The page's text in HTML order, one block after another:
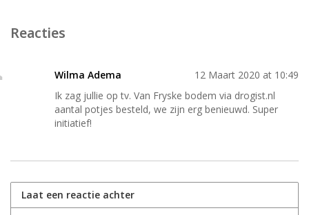
Reacties
Wilma Adema
12 Maart 2020 at 10:49
Ik zag jullie op tv. Van Fryske bodem via drogist.nl
aantal potjes besteld, we zijn erg benieuwd. Super
initiatief!
Laat een reactie achter